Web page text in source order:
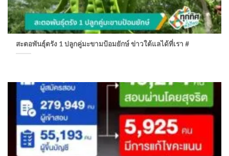
สะตอพันธุ์ตรัง 1 ปลูกคู่มะขามป้อมยักษ์ ข่าวใต้แลได้ที่เรา #